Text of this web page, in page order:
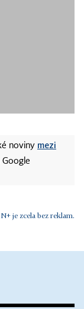
noviny mezi
Google
je zcela bez reklam.